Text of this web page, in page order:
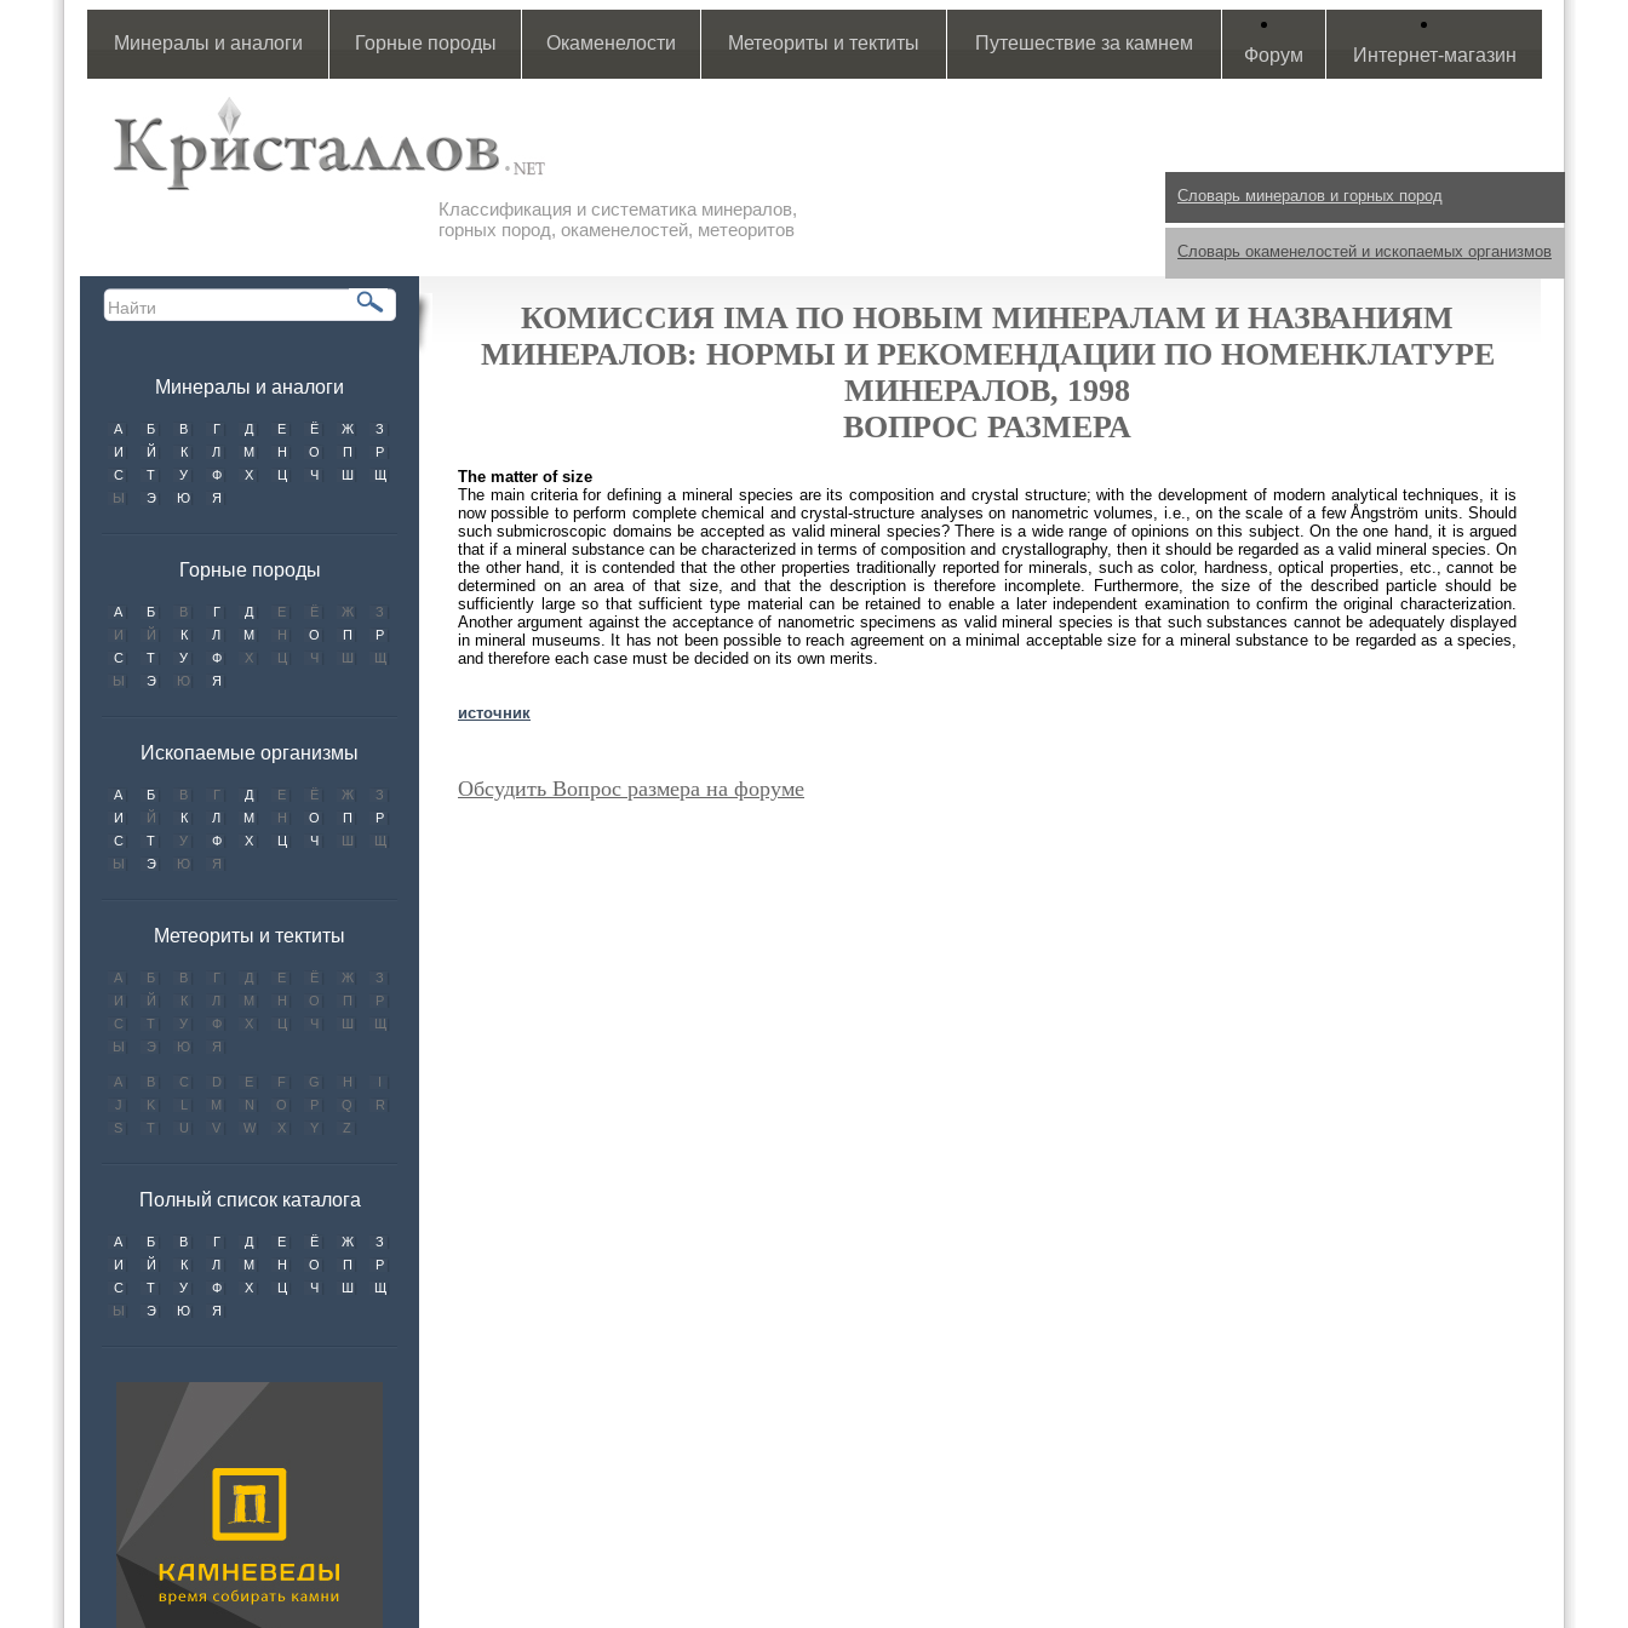
Минералы и аналоги Горные породы Окаменелости Метеориты и тектиты Путешествие за камнем
Форум Интернет-магазин
Классификация и систематика минералов,
горных пород, окаменелостей, метеоритов
Словарь минералов и горных пород
Словарь окаменелостей и ископаемых организмов
Минералы и аналоги
А Б В Г Д Е Ё Ж
З
И
Й К Л М Н О П
Р
С
Т У Ф Х Ц Ч Ш
Щ
Ы
Э Ю Я
Горные породы
А Б В Г Д Е Ё Ж
З
И
Й К Л М Н О П
Р
С
Т У Ф Х Ц Ч Ш
Щ
Ы
Э Ю Я
Ископаемые организмы
А Б В Г Д Е Ё Ж
З
И
Й К Л М Н О П
Р
С
Т У Ф Х Ц Ч Ш
Щ
Ы
Э Ю Я
Метеориты и тектиты
А Б В Г Д Е Ё Ж
З
И
Й К Л М Н О П
Р
С
Т У Ф Х Ц Ч Ш
Щ
Ы
Э Ю Я
A B C D E F G H
I
J
K L M N O P Q
R
S
T U V W X Y Z
Полный список каталога
А Б В Г Д Е Ё Ж
З
И
Й К Л М Н О П
Р
С
Т У Ф Х Ц Ч Ш
Щ
Ы
Э Ю Я
КОМИССИЯ IMA ПО НОВЫМ МИНЕРАЛАМ И НАЗВАНИЯМ
МИНЕРАЛОВ: НОРМЫ И РЕКОМЕНДАЦИИ ПО НОМЕНКЛАТУРЕ
МИНЕРАЛОВ, 1998
ВОПРОС РАЗМЕРА
The matter of size
The main criteria for defining a mineral species are its composition and crystal structure; with the development of modern analytical techniques, it is
now possible to perform complete chemical and crystal-structure analyses on nanometric volumes, i.e., on the scale of a few Ångström units. Should
such submicroscopic domains be accepted as valid mineral species? There is a wide range of opinions on this subject. On the one hand, it is argued
that if a mineral substance can be characterized in terms of composition and crystallography, then it should be regarded as a valid mineral species. On
the other hand, it is contended that the other properties traditionally reported for minerals, such as color, hardness, optical properties, etc., cannot be
determined on an area of that size, and that the description is therefore incomplete. Furthermore, the size of the described particle should be
sufficiently large so that sufficient type material can be retained to enable a later independent examination to confirm the original characterization.
Another argument against the acceptance of nanometric specimens as valid mineral species is that such substances cannot be adequately displayed
in mineral museums. It has not been possible to reach agreement on a minimal acceptable size for a mineral substance to be regarded as a species,
and therefore each case must be decided on its own merits.
источник
Обсудить Вопрос размера на форуме